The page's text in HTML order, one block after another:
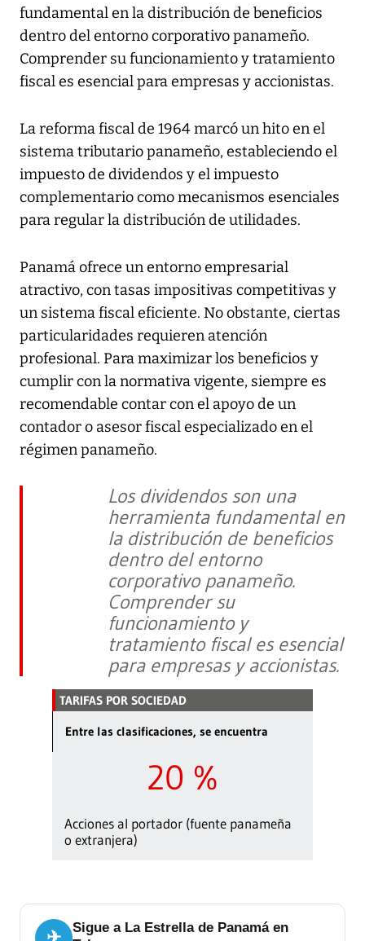
fundamental en la distribución de beneficios
dentro del entorno corporativo panameño.
Comprender su funcionamiento y tratamiento
fiscal es esencial para empresas y accionistas.
La reforma fiscal de 1964 marcó un hito en el
sistema tributario panameño, estableciendo el
impuesto de dividendos y el impuesto
complementario como mecanismos esenciales
para regular la distribución de utilidades.
Panamá ofrece un entorno empresarial
atractivo, con tasas impositivas competitivas y
un sistema fiscal eficiente. No obstante, ciertas
particularidades requieren atención
profesional. Para maximizar los beneficios y
cumplir con la normativa vigente, siempre es
recomendable contar con el apoyo de un
contador o asesor fiscal especializado en el
régimen panameño.
Los dividendos son una
herramienta fundamental en
la distribución de beneficios
dentro del entorno
corporativo panameño.
Comprender su
funcionamiento y
tratamiento fiscal es esencial
para empresas y accionistas.
TARIFAS POR SOCIEDAD
Entre las clasificaciones, se encuentra
20 %
Acciones al portador (fuente panameña
o extranjera)
Sigue a La Estrella de Panamá en